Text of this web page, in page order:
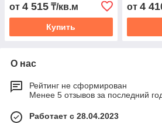
от 4 515 ₸/кв.м
Купить
от 4
О нас
Рейтинг не сформирован
Менее 5 отзывов за последний
Работает с 28.04.2023